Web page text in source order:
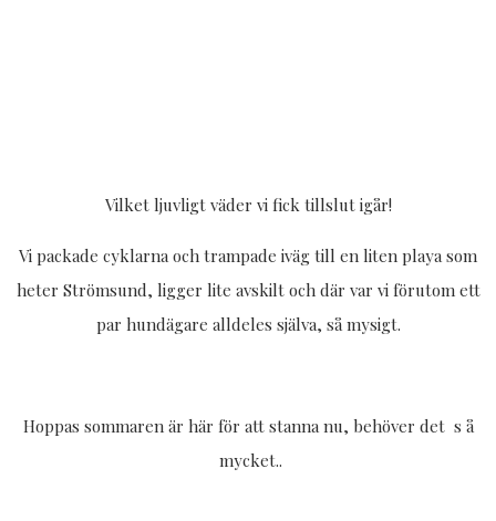
Vilket ljuvligt väder vi fick tillslut igår!
Vi packade cyklarna och trampade iväg till en liten playa som
heter Strömsund, ligger lite avskilt och där var vi förutom ett
par hundägare alldeles själva, så mysigt.
Hoppas sommaren är här för att stanna nu, behöver det s å
mycket..